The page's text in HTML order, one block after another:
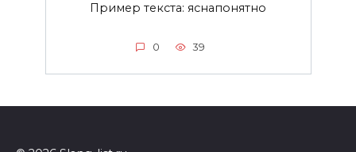
Пример текста: яснапонятно
0 39